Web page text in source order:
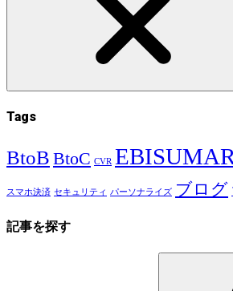
Tags
BtoB BtoC CVR
スマホ決済 セキュリティ パーソナライズ ブログ
記事を探す